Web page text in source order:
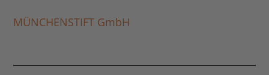
MÜNCHENSTIFT GmbH